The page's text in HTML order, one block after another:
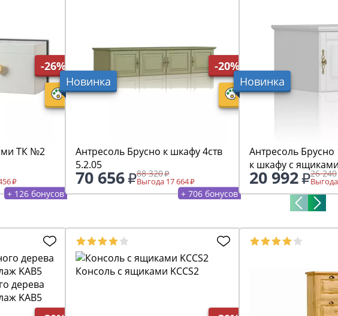
-26%
ТК №2
+ 126 бонусов
Новинка
-20%
Антресоль Брусно к шкафу 4ств
5.2.05
70 656 88 320
Выгода 17 664
+ 706 бонусов
Новинка
Антресоль Брусно
к шкафу с
20 992 26 240
дерева
KAB5
Консоль с ящиками KCCS2